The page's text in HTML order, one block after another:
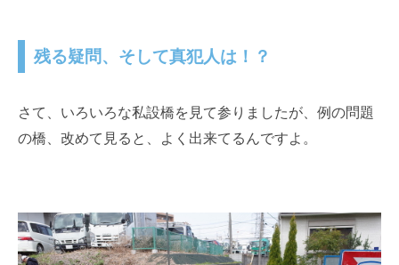
残る疑問、そして真犯人は！？
さて、いろいろな私設橋を見て参りましたが、例の問題
の橋、改めて見ると、よく出来てるんですよ。